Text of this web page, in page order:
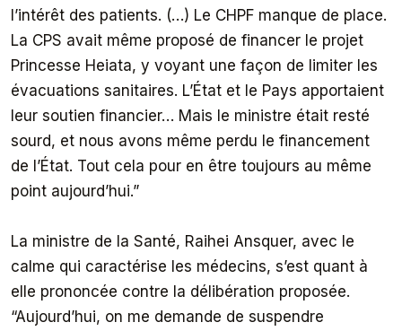
l’intérêt des patients. (…) Le CHPF manque de place.
La CPS avait même proposé de financer le projet
Princesse Heiata, y voyant une façon de limiter les
évacuations sanitaires. L’État et le Pays apportaient
leur soutien financier… Mais le ministre était resté
sourd, et nous avons même perdu le financement
de l’État. Tout cela pour en être toujours au même
point aujourd’hui.”
La ministre de la Santé, Raihei Ansquer, avec le
calme qui caractérise les médecins, s’est quant à
elle prononcée contre la délibération proposée.
“Aujourd’hui, on me demande de suspendre